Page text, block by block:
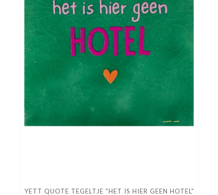
YETT QUOTE TEGELTJE "HET IS HIER GEEN HOTEL"